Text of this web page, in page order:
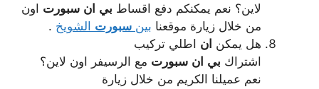
لاين؟ نعم يمكنكم دفع اقساط بي ان سبورت اون
من خلال زيارة موقعنا بين سبورت الشويخ .
هل يمكن ان اطلي تركيب
اشتراك بي ان سبورت مع الرسيفر اون لاين؟
نعم عميلنا الكريم من خلال زيارة